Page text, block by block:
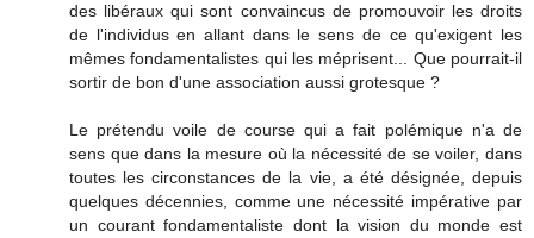
des libéraux qui sont convaincus de promouvoir les droits
de l'individus en allant dans le sens de ce qu'exigent les
mêmes fondamentalistes qui les méprisent... Que pourrait-il
sortir de bon d'une association aussi grotesque ?
Le prétendu voile de course qui a fait polémique n'a de
sens que dans la mesure où la nécessité de se voiler, dans
toutes les circonstances de la vie, a été désignée, depuis
quelques décennies, comme une nécessité impérative par
un courant fondamentaliste dont la vision du monde est